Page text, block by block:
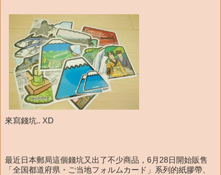
來寫錢坑.. XD
最近日本郵局這個錢坑又出了不少商品，6月28日開始販售
「全国都道府県・ご当地フォルムカード」系列的紙膠帶、